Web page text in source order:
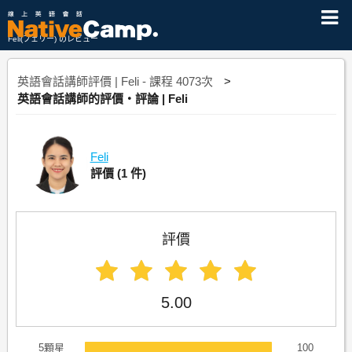
Feli(フェリー) のレビュー
英語會話講師評價 | Feli - 課程 4073次
英語會話講師的評價・評論 | Feli
Feli
評價 (1 件)
評價
5.00
5顆星 100